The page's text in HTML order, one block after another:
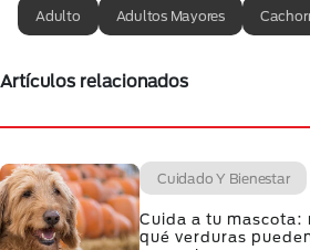
Adulto Adultos Mayores
Artículos relacionados
Cuidado Y Bienestar
Cuida a tu mascota:
qué verduras